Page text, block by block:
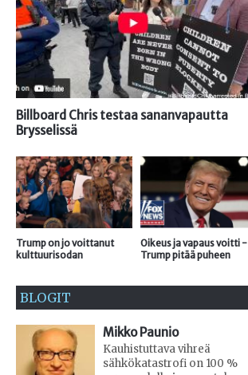
Billboard Chris testaa sananvapautta
Brysselissä
Trump on jo voittanut
kulttuurisodan
Oikeus ja vapaus voitti -
Trump pitää puheen
BLOGIT
Mikko Paunio
Kauhistuttava vihreä
sähkökatastrofi on 100 %